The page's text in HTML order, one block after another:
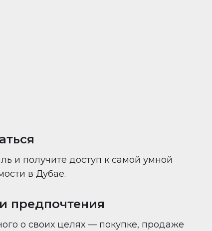
и получите доступ к самой умной
в Дубае.
предпочтения
о своих целях — покупке, продаже